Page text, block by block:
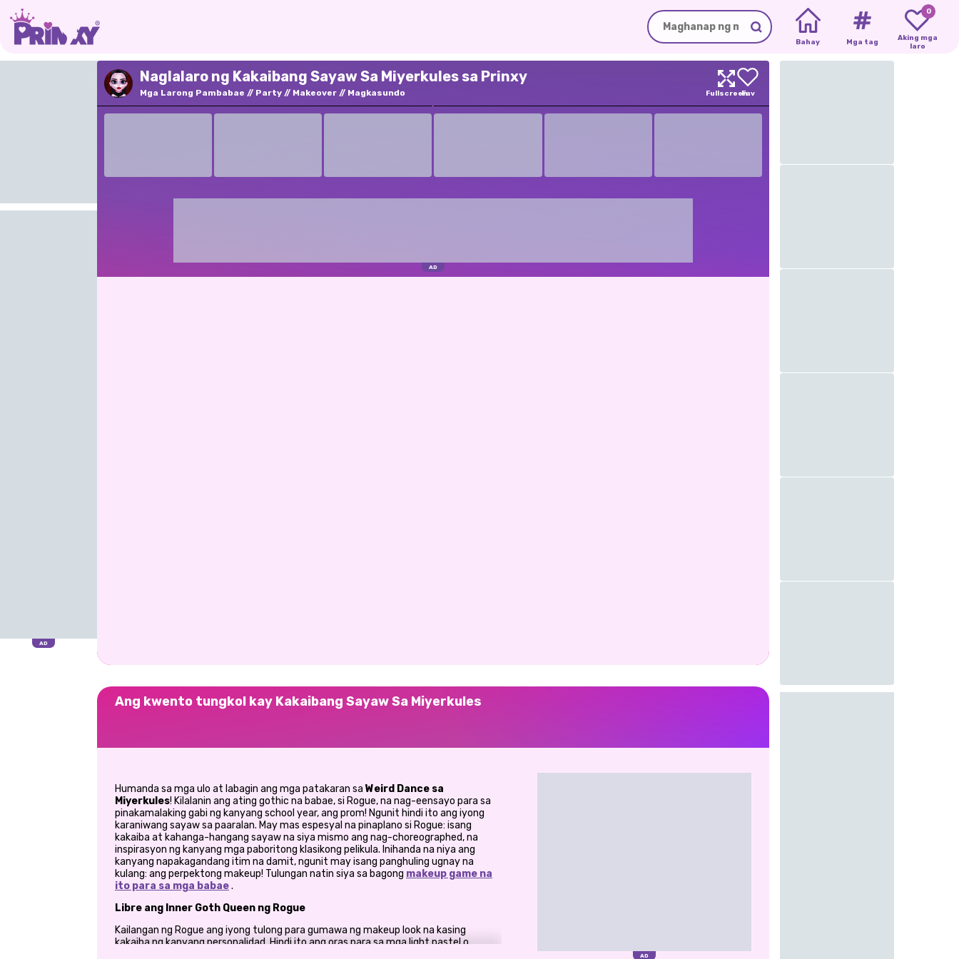
Bahay Mga tag
0
Aking mga
laro
Naglalaro ng Kakaibang Sayaw Sa Miyerkules sa Prinxy
Mga Larong Pambabae Party Makeover Magkasundo
Ang kwento tungkol kay Kakaibang Sayaw Sa Miyerkules
Humanda sa mga ulo at labagin ang mga patakaran sa Weird Dance sa
Miyerkules! Kilalanin ang ating gothic na babae, si Rogue, na nag-eensayo para sa
pinakamalaking gabi ng kanyang school year, ang prom! Ngunit hindi ito ang iyong
karaniwang sayaw sa paaralan. May mas espesyal na pinaplano si Rogue: isang
kakaiba at kahanga-hangang sayaw na siya mismo ang nag-choreographed, na
inspirasyon ng kanyang mga paboritong klasikong pelikula. Inihanda na niya ang
kanyang napakagandang itim na damit, ngunit may isang panghuling ugnay na
kulang: ang perpektong makeup! Tulungan natin siya sa bagong makeup game na
ito para sa mga babae.
Libre ang Inner Goth Queen ng Rogue
Kailangan ng Rogue ang iyong tulong para gumawa ng makeup look na kasing
kakaiba ng kanyang personalidad. Hindi ito ang oras para sa mga light pastel o